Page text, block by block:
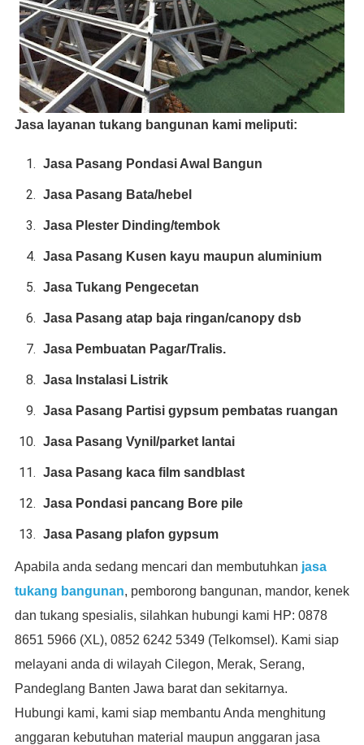
Jasa layanan tukang bangunan kami meliputi:
Jasa Pasang Pondasi Awal Bangun
Jasa Pasang Bata/hebel
Jasa Plester Dinding/tembok
Jasa Pasang Kusen kayu maupun aluminium
Jasa Tukang Pengecetan
Jasa Pasang atap baja ringan/canopy dsb
Jasa Pembuatan Pagar/Tralis.
Jasa Instalasi Listrik
Jasa Pasang Partisi gypsum pembatas ruangan
Jasa Pasang Vynil/parket lantai
Jasa Pasang kaca film sandblast
Jasa Pondasi pancang Bore pile
Jasa Pasang plafon gypsum
Apabila anda sedang mencari dan membutuhkan jasa
tukang bangunan, pemborong bangunan, mandor, kenek
dan tukang spesialis, silahkan hubungi kami HP: 0878
8651 5966 (XL), 0852 6242 5349 (Telkomsel). Kami siap
melayani anda di wilayah Cilegon, Merak, Serang,
Pandeglang Banten Jawa barat dan sekitarnya.
Hubungi kami, kami siap membantu Anda menghitung
anggaran kebutuhan material maupun anggaran jasa